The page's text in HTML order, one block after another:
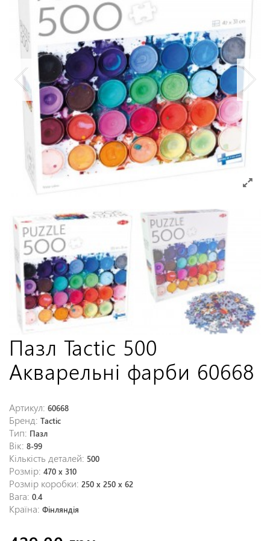
Пазл Tactic 500
Акварельні фарби 60668
Артикул: 60668
Бренд: Tactic
Тип: Пазл
Вік: 8-99
Кількість деталей: 500
Розмір: 470 x 310
Розмір коробки: 250 x 250 x 62
Вага: 0.4
Країна: Фінляндія